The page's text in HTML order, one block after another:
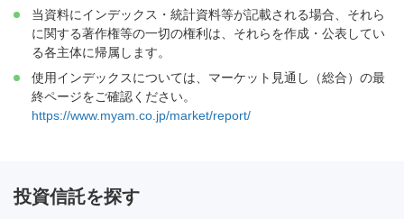
当資料にインデックス・統計資料等が記載される場合、それら
に関する著作権等の一切の権利は、それらを作成・公表してい
る各主体に帰属します。
使用インデックスについては、マーケット見通し（総合）の最
終ページをご確認ください。
https://www.myam.co.jp/market/report/
投資信託を探す